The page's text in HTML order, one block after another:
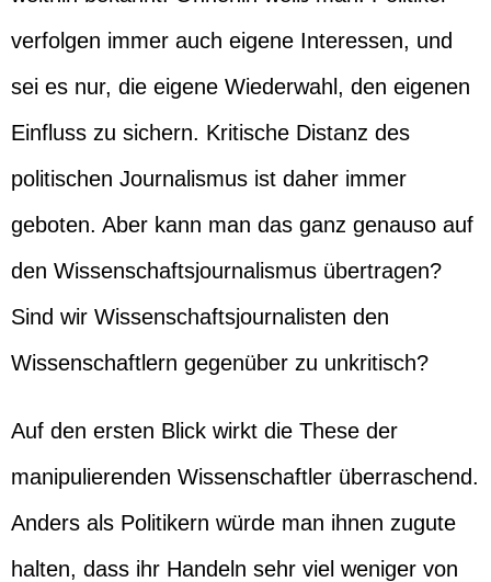
verfolgen immer auch eigene Interessen, und
sei es nur, die eigene Wiederwahl, den eigenen
Einfluss zu sichern. Kritische Distanz des
politischen Journalismus ist daher immer
geboten. Aber kann man das ganz genauso auf
den Wissenschaftsjournalismus übertragen?
Sind wir Wissenschaftsjournalisten den
Wissenschaftlern gegenüber zu unkritisch?
Auf den ersten Blick wirkt die These der
manipulierenden Wissenschaftler überraschend.
Anders als Politikern würde man ihnen zugute
halten, dass ihr Handeln sehr viel weniger von